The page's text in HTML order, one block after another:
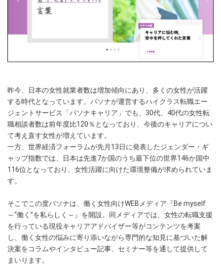
昨今、日本の女性就業者数は増加傾向にあり、多くの女性が活躍
する時代となっています。パソナが運営するハイクラス転職エー
ジェントサービス「パソナキャリア」でも、30代、40代の女性転
職相談者数は前年度比120％となっており、今後のキャリアについ
て考え直す女性が増えています。
一方、世界経済フォーラムが先月13日に発表したジェンダー・ギ
ャップ指数では、日本は先進7か国のうち最下位の世界146か国中
116位となっており、女性活躍に向けた環境整備が求められていま
す。
そこでこの度パソナは、働く女性向けWEBメディア『Be myself
～“働く”を私らしく～』を開設。同メディアでは、女性の転職支援
を行っている現役キャリアアドバイザー等がコンテンツを考案
し、働く女性の悩みに寄り添いながら専門的な知見に基づいた解
決案をコラムやインタビュー記事、セミナー等を通して提供して
まいります。